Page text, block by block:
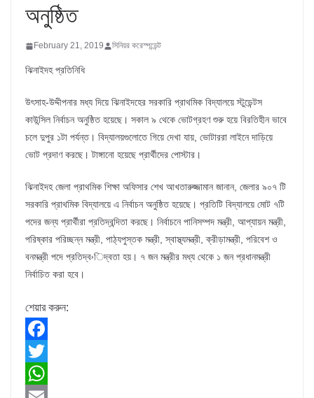
অনুষ্ঠিত
February 21, 2019 সিনিয়র করেস্পন্ডেন্ট
ঝিনাইদহ প্রতিনিধি
উৎসাহ-উদ্দীপনার মধ্য দিয়ে ঝিনাইদহের সরকারি প্রাথমিক বিদ্যালয়ে স্টুডেন্টস
কাউন্সিল নির্বাচন অনুষ্ঠিত হয়েছে। সকাল ৯ থেকে ভোটগ্রহণ শুরু হয়ে বিরতিহীন ভাবে
চলে দুপুর ১টা পর্যন্ত। বিদ্যালয়গুলোতে গিয়ে দেখা যায়, ভোটাররা লাইনে দাড়িয়ে
ভোট প্রদাণ করছে। টাঙ্গানো হয়েছে প্রার্থীদের পোস্টার।
ঝিনাইদহ জেলা প্রাথমিক শিক্ষা অফিসার শেখ আখতারুজ্জামান জানান, জেলার ৯০৭ টি
সরকারি প্রাথমিক বিদ্যালয়ে এ নির্বাচন অনুষ্ঠিত হয়েছে। প্রতিটি বিদ্যালয়ে মোট ৭টি
পদের জন্য প্রার্থীরা প্রতিদ্বন্দিতা করছে। নির্বাচনে পানিসম্পদ মন্ত্রী, আপ্যায়ন মন্ত্রী,
পরিষ্কার পরিচ্ছন্ন মন্ত্রী, পাঠ্যপুস্তক মন্ত্রী, স্বাস্থ্যমন্ত্রী, ক্রীড়ামন্ত্রী, পরিবেশ ও
বনমন্ত্রী পদে প্রতিদ্ব›িদ্বতা হয়। ৭ জন মন্ত্রীর মধ্য থেকে ১ জন প্রধানমন্ত্রী
নির্বাচিত করা হবে।
শেয়ার করুন:
F
a
c
T
w
W